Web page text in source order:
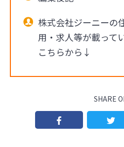
株式会社ジーニーの
用・求人等が載って
こちらから↓
SHARE